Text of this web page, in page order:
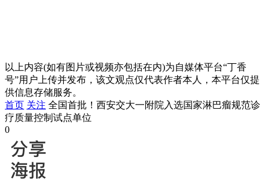
以上内容(如有图片或视频亦包括在内)为自媒体平台“丁香
号”用户上传并发布，该文观点仅代表作者本人，本平台仅提
供信息存储服务。
首页 关注 全国首批！西安交大一附院入选国家淋巴瘤规范诊
疗质量控制试点单位
0